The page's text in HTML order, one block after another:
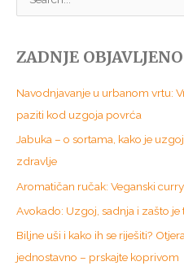
e
r
f
o
r
:
ZADNJE OBJAVLJENO
Navodnjavanje u urbanom vrtu:
paziti kod uzgoja povrća
Jabuka – o sortama, kako je
zdravlje
Aromatičan ručak: Veganski
Avokado: Uzgoj, sadnja i zašto
Biljne uši i kako ih se riješiti?
jednostavno – prskajte koprivom